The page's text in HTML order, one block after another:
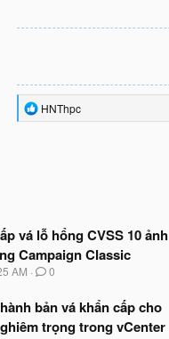
R
e
:
HNThpc
vá lỗ hổng CVSS 10 ảnh
Campaign Classic
AM 0
bản vá khẩn cấp cho
trọng trong vCenter